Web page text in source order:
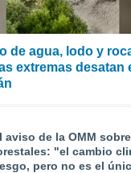
de agua, lodo y
extremas desatan
aviso de la OMM
"el cambio
pero no es el